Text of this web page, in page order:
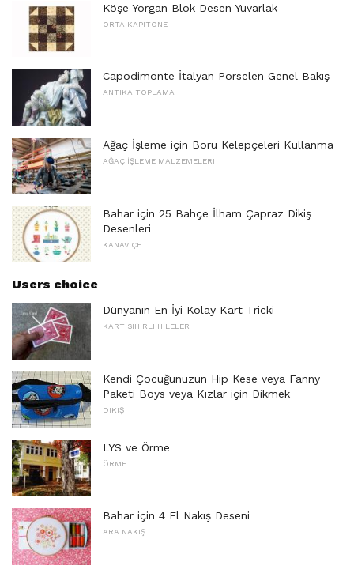
Köşe Yorgan Blok Desen Yuvarlak
ORTA KAPITONE
Capodimonte İtalyan Porselen Genel Bakış
ANTIKA TOPLAMA
Ağaç İşleme için Boru Kelepçeleri Kullanma
AĞAÇ İŞLEME MALZEMELERI
Bahar için 25 Bahçe İlham Çapraz Dikiş
Desenleri
KANAVIÇE
Users choice
Dünyanın En İyi Kolay Kart Tricki
KART SIHIRLI HILELER
Kendi Çocuğunuzun Hip Kese veya Fanny
Paketi Boys veya Kızlar için Dikmek
DIKIŞ
LYS ve Örme
ÖRME
Bahar için 4 El Nakış Deseni
ARA NAKIŞ